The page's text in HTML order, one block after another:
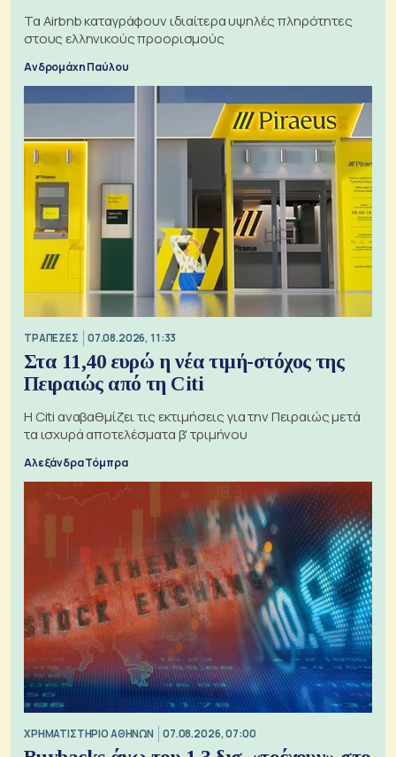
Τα Airbnb καταγράφουν ιδιαίτερα υψηλές πληρότητες
στους ελληνικούς προορισμούς
Ανδρομάχη Παύλου
ΤΡΑΠΕΖΕΣ 07.08.2026, 11:33
Στα 11,40 ευρώ η νέα τιμή-στόχος της
Πειραιώς από τη Citi
Η Citi αναβαθμίζει τις εκτιμήσεις για την Πειραιώς μετά
τα ισχυρά αποτελέσματα β' τριμήνου
Αλεξάνδρα Τόμπρα
XΡΗΜΑΤΙΣΤΗΡΙΟ ΑΘΗΝΩΝ 07.08.2026, 07:00